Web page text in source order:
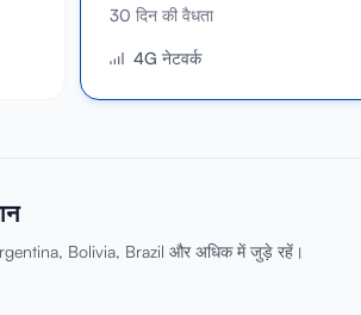
30 दिन की वैधता
4G नेटवर्क
Bolivia, Brazil और अधिक में जुड़े रहें।